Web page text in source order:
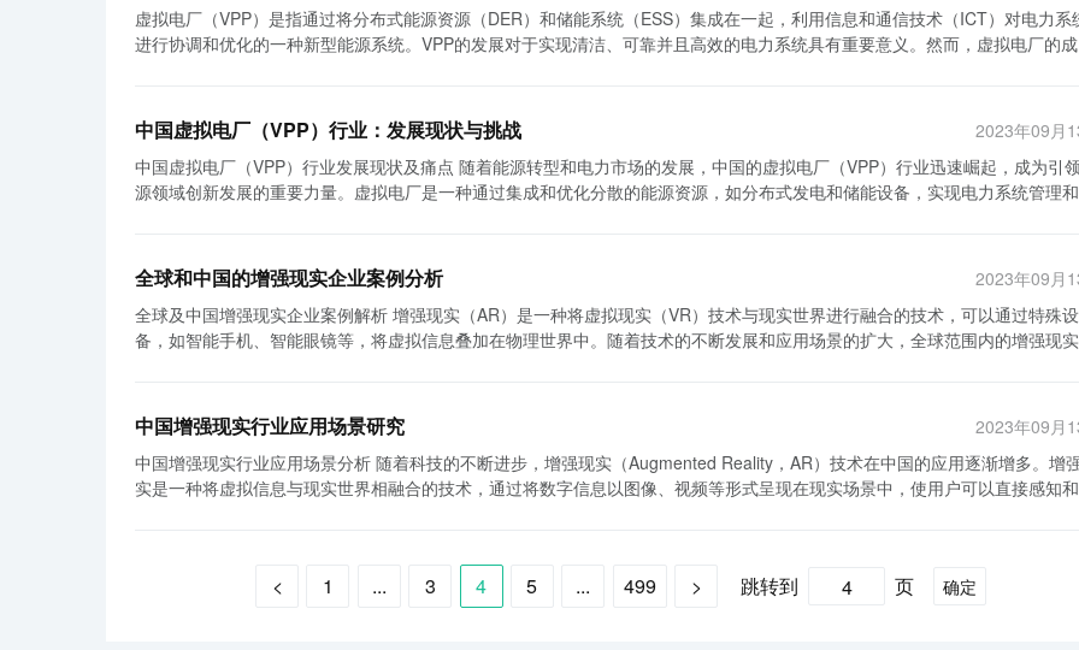
目标；通过电力交易和市场化运营，促进能源的经济性；通过提供弹性电力需求和能源管理服务，支持电力系统的稳定运行。然
而，虚拟电厂企业面临的挑战仍然存在，需要在技术标准和规范、运营模式和商业模式等方面进一步完善。
展，为能源管理和电力供应带来了许多机遇和挑战。虚拟电厂的应用可以提高能源利用效率，促进可再生能源的发展，并为能源
场带来更多的选择和灵活性。然而，虚拟电厂的应用还需要解决技术标准和规范的问题，并与电力市场进行协调和改革。随着
也呈现出快速增长的趋势，主要受到政府政策的支持和技术的不断进步推动。 3. 虚拟电池：虚拟电池是指通过软件管理多个能源储
存设备，并将其整合成一个“虚拟”电池组。虚拟电池市场在中国呈现出较为稳定的增长趋势，主要应用于电网调度和电力市场运
产品在中国都呈现出良好的增长势头。随着中国能源转型的推进，虚拟电厂将成为能源系统的重要组成部分，并发挥关键作用。
而，也面临一些挑战。首先是技术标准的统一和互操作性的问题。由于虚拟电厂涉及多个不同的能源设备和技术，标准化和互操
性成为了一个关键问题。其次是政策和监管环境的不确定性，目前政府对虚拟电厂的政策支持还不够明确和稳定，这对虚拟电
发展造成了一定的不确定性。 总结来说，中国虚拟电厂细分产品市场在过去几年里呈现出快速增长的趋势，尤其是在能源管理系
虚拟电厂（VPP）是指通过将分布式能源资源（DER）和储能系统（ESS）集成在一起，利用信息和通信技术（ICT）对电力系
进行协调和优化的一种新型能源系统。VPP的发展对于实现清洁、可靠并且高效的电力系统具有重要意义。然而，虚拟电厂的
人员培训和运营管理费用等。目前，虚拟电厂的成本相对较高，主要是由于技术设备的价格较高，人员培训和运营管理费用较
随着技术的成熟和规模的扩大，虚拟电厂的成本有望逐步降低，进一步推动其发展。 其次，虚拟电厂的基础资源现状对于其建设和
运营具有重要影响。基础资源包括可再生能源资源、储能系统、ICT系统等。可再生能源资源是虚拟电厂的基础，包括太阳能光
伏、风能、水能等。目前，全球范围内的可再生能源资源丰富，但在不同地区和国家之间存在差异。一些地区的可再生能源资
蓄能、压缩空气储能等，并且成本逐渐下降。然而，储能系统的建设和维护成本仍然较高，限制了虚拟电厂的规模和发展速度
了进一步推动虚拟电厂的发展，需要进一步降低储能系统的成本，并提高其效率和可靠性。 此外，ICT系统的发展和运营也是虚拟
电厂的基础资源之一。ICT系统包括数据采集、通信、分析等方面，用于实现虚拟电厂中DER和ESS的协调和优化。随着互联网和
通信技术的快速发展，ICT系统的成本不断降低，性能不断提高。然而，虚拟电厂的ICT系统在不同地区和国家之间仍然存在差
进一步推动其发展。同时，基础资源的现状也需要根据当地的可再生能源资源情况进行合理规划和配置，并不断提高储能系统和
中国虚拟电厂（VPP）行业：发展现状与挑战
2023年09月
中国虚拟电厂（VPP）行业发展现状及痛点 随着能源转型和电力市场的发展，中国的虚拟电厂（VPP）行业迅速崛起，成为引领能
源领域创新发展的重要力量。虚拟电厂是一种通过集成和优化分散的能源资源，如分布式发电和储能设备，实现电力系统管理
策和支持。这导致了虚拟电厂发展的不平衡性，使得能源资源的整合和优化难以实现，限制了整个行业的发展潜力。 其次，虚拟电
厂的技术和平台标准尚未统一。目前，各个虚拟电厂企业采用的技术和平台标准存在差异，缺乏统一的规范和互联互通的能力
使得不同虚拟电厂之间的协同合作和能源交易变得困难，在一定程度上限制了行业的发展。此外，缺乏统一的技术和平台标准也
加了虚拟电厂的运营和管理成本，降低了行业的竞争力。 再次，虚拟电厂行业在政策环境和监管方面面临诸多挑战。尽管中国政府
有效的市场机制和商业模式是虚拟电厂行业的另一个痛点。当前，虚拟电厂的能源交易主要依赖于政府补贴和电力市场的购买
乏真正的市场化机制和商业模式。这使得虚拟电厂的运营和盈利能力受到限制，削弱了企业的动力和创新能力。为了推动虚拟电
行业的健康发展，需要建立起可持续的市场机制和商业模式，加强市场化交易和竞争。 针对虚拟电厂行业的痛点，我们需要采取一
系列的措施来促进行业的发展。首先，政府应制定更明确的政策和规范，加大对虚拟电厂行业的支持力度，建立统一的技术和
面临着一些挑战和痛点。通过政策支持、技术标准统一、监管完善和市场化推动等措施，可以进一步优化虚拟电厂行业的发展环
境，促进行业的健康发展。虚拟电厂将继续在能源转型和电力市场中发挥重要的作用，推动能源的高效利用和低碳发展。
全球和中国的增强现实企业案例分析
2023年09月
全球及中国增强现实企业案例解析 增强现实（AR）是一种将虚拟现实（VR）技术与现实世界进行融合的技术，可以通过特殊设
备，如智能手机、智能眼镜等，将虚拟信息叠加在物理世界中。随着技术的不断发展和应用场景的扩大，全球范围内的增强现
强现实的应用。苹果公司的ARKit技术被广泛应用于游戏、实时导航等领域，为用户提供了更加沉浸式和交互性的体验。 2. 微软公
司 微软公司的Hololens是一款被广泛认可的增强现实眼镜，可以将虚拟信息叠加在用户所看到的物理世界中。Hololens已经被
于教育、医疗、建筑等不同领域，使得用户能够更加方便地进行学习、工作和娱乐。 3. 谷歌 谷歌推出的ARCore是一套用于开发增
强现实应用的工具包，可以在安卓系统上实现增强现实技术的应用。ARCore已经被应用于谷歌地图、谷歌相机等应用中，为用
奇点智慧是国内领先的增强现实技术研发公司，其产品ARlidar可以实现对三维场景和物体的高精度定位和重建。奇点智慧的技术
经广泛应用于智能驾驶、机器人导航以及工业领域，提高了生产效率和工作安全性。 3. 字节跳动 字节跳动是一家全球知名的科技
中国增强现实行业应用场景研究
2023年09月
中国增强现实行业应用场景分析 随着科技的不断进步，增强现实（Augmented Reality，AR）技术在中国的应用逐渐增多。增强现
实是一种将虚拟信息与现实世界相融合的技术，通过将数字信息以图像、视频等形式呈现在现实场景中，使用户可以直接感知
果。比如，通过AR应用程序，学生可以观测和操作虚拟模型，深入了解复杂的科学概念。此外，增强现实技术还可以创造虚拟实
室环境，让学生进行实践操作，提高实验技能。 其次，娱乐行业也是增强现实技术的热门应用领域之一。通过AR技术，用户可以
在现实环境中与虚拟角色和物品进行互动，增强游戏的沉浸感。在中国，有很多AR游戏应用已经推出，用户可以通过手机或AR设
< 1 ... 3 4 5 ... 499 > 跳转到 页 确定